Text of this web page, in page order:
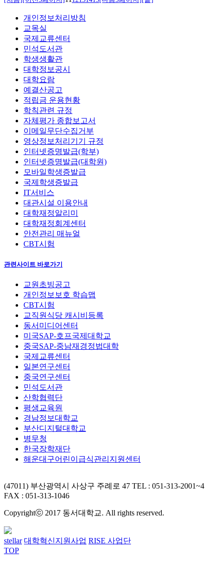
개인정보처리방침
교목실
국제교류센터
민석도서관
학생생활관
대학정보공시
대학요람
예결산공고
적립금 운용현황
학칙관련 규정
자체평가 종합보고서
이메일무단수집거부
영상정보처리기기 규정
인터넷증명발급(학부)
인터넷증명발급(대학원)
모바일학생증발급
국제학생증발급
IT서비스
대관시설 이용안내
대학재정알리미
대학재정회계센터
안전관리 매뉴얼
CBT시험
관련사이트 바로가기
교원초빙공고
개인정보보호 학습맵
CBT시험
교직원식당 캐시비등록
동서미디어센터
미국SAP-호프국제대학교
중국SAP-중남재경정법대학
국제교류센터
일본연구센터
중국연구센터
민석도서관
산학협력단
평생교육원
경남정보대학교
부산디지털대학교
병무청
한국장학재단
해운대구어린이급식관리지원센터
(47011) 부산광역시 사상구 주례로 47 TEL : 051-313-2001~4
FAX : 051-313-1046
Copyrightⓒ 2017 동서대학교. All rights reserved.
stellar 대학혁신지원사업 RISE 사업단
TOP